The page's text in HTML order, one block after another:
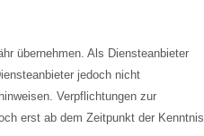
übernehmen. Als Diensteanbieter
jedoch nicht
Verpflichtungen zur
erst ab dem Zeitpunkt der Kenntnis